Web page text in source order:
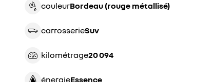
couleur bordeau (rouge métallisé)
carrosserie suv
kilométrage 20 094
énergie essence